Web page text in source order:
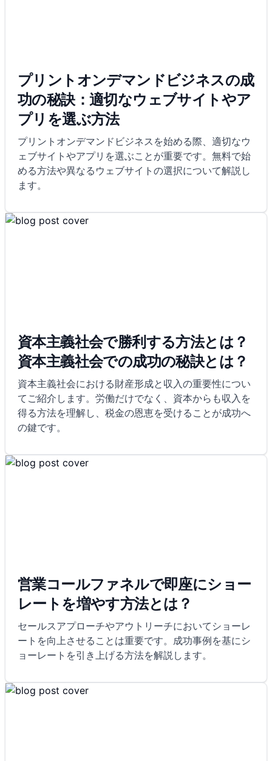
プリントオンデマンドビジネスの成
功の秘訣：適切なウェブサイトやア
プリを選ぶ方法
プリントオンデマンドビジネスを始める際、適切なウ
ェブサイトやアプリを選ぶことが重要です。無料で始
める方法や異なるウェブサイトの選択について解説し
ます。
資本主義社会で勝利する方法とは？
資本主義社会での成功の秘訣とは？
資本主義社会における財産形成と収入の重要性につい
てご紹介します。労働だけでなく、資本からも収入を
得る方法を理解し、税金の恩恵を受けることが成功へ
の鍵です。
営業コールファネルで即座にショー
レートを増やす方法とは？
セールスアプローチやアウトリーチにおいてショーレ
ートを向上させることは重要です。成功事例を基にシ
ョーレートを引き上げる方法を解説します。